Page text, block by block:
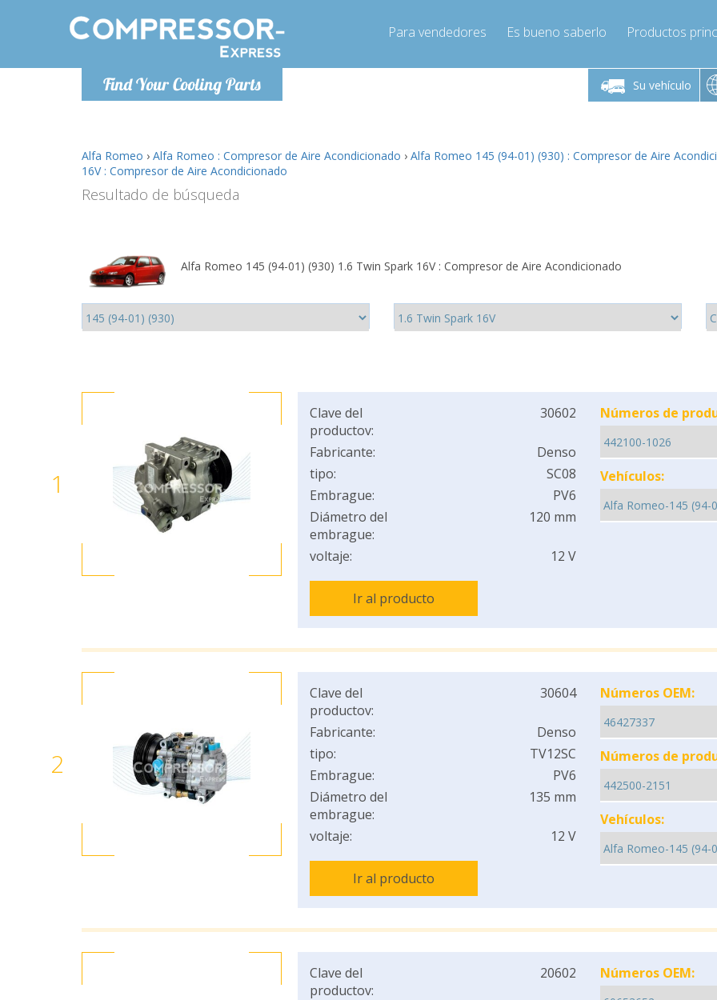
Find Your Cooling Parts
Para vendedores Es bueno saberlo Productos
Su vehículo
De lunes a viernes de 9:00 a De lunes a viernes de 9:00 a
16:00
Info@compressor-express.es
De lunes a
Alfa Romeo › Alfa Romeo : Compresor de Aire Acondicionado › Alfa Romeo 145 (94-01) (930) : Compresor de Aire
16V : Compresor de Aire Acondicionado
Resultado de búsqueda
Alfa Romeo 145 (94-01) (930) 1.6 Twin Spark 16V : Compresor de Aire Acondicionado
1
Clave del
productov:
30602
Fabricante:
Denso
tipo:
SC08
Embrague:
PV6
Diámetro del
embrague:
120 mm
voltaje: 12 V
Ir al producto
Números de
Vehículos:
2
Clave del
productov:
30604
Fabricante:
Denso
tipo:
TV12SC
Embrague:
PV6
Diámetro del
embrague:
135 mm
voltaje: 12 V
Ir al producto
Números OEM:
Números de
Vehículos:
Clave del
productov:
20602 Números OEM: